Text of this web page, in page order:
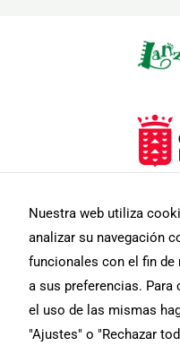
Nuestra web utiliza
analizar su navegación
funcionales con el fin
a sus preferencias. Para
el uso de las mismas
"Ajustes" o "Rechazar